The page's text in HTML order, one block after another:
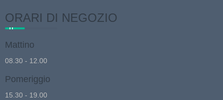
ORARI DI NEGOZIO
Mattino
08.30 - 12.00
Pomeriggio
15.30 - 19.00